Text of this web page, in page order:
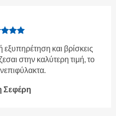
και βρίσκεις
στην καλύτερη τιμή, το
Σεφέρη